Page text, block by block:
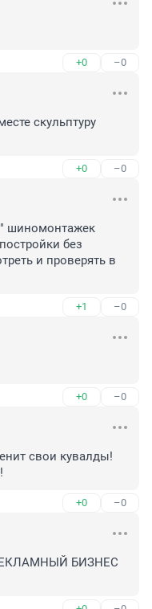
+0 –0
скульптуру
+0 –0
" шиномонтажек
без
и проверять в
+1 –0
+0 –0
свои кувалды!
+0 –0
БИЗНЕС